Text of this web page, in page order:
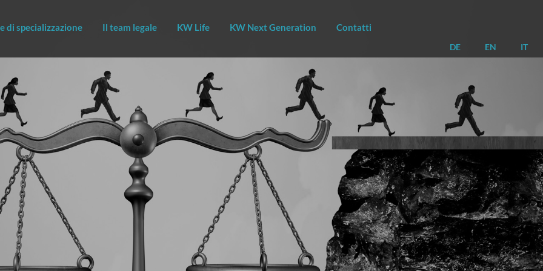
di specializzazione Il team legale KW Life KW Next Generation Contatti
DE EN IT